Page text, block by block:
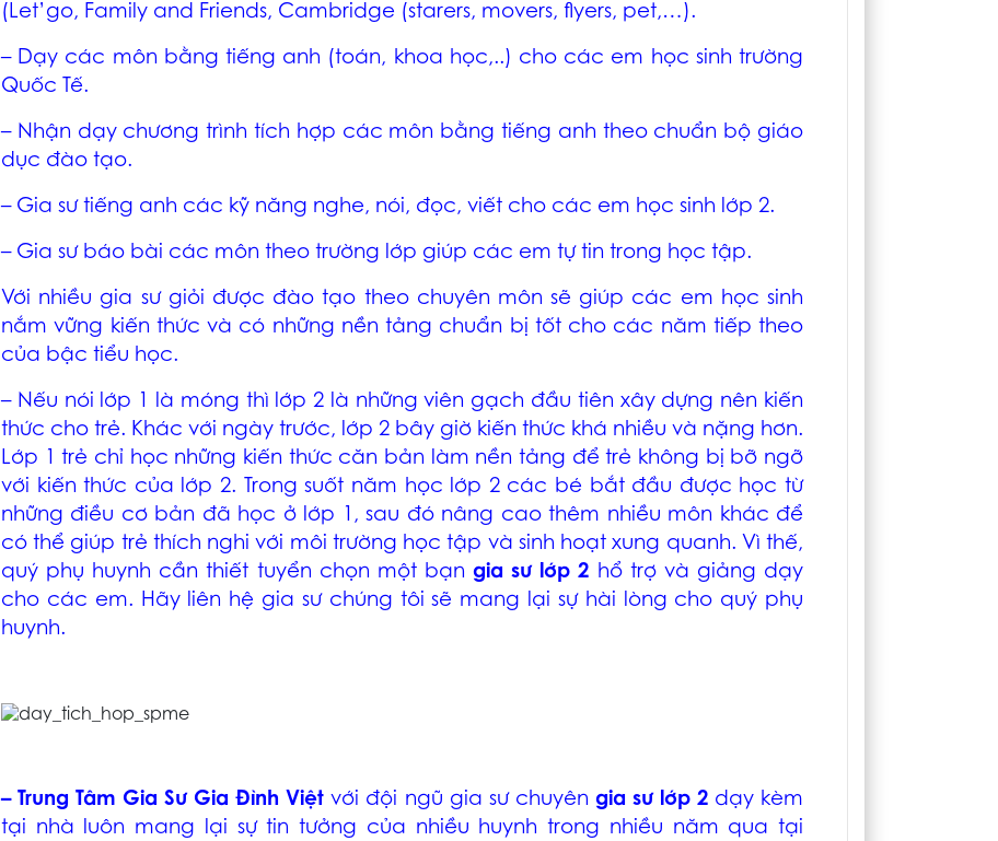
(Let’go, Family and Friends, Cambridge (starers, movers, flyers, pet,…).
– Dạy các môn bằng tiếng anh (toán, khoa học,..) cho các em học sinh trường
Quốc Tế.
– Nhận dạy chương trình tích hợp các môn bằng tiếng anh theo chuẩn bộ giáo
dục đào tạo.
– Gia sư tiếng anh các kỹ năng nghe, nói, đọc, viết cho các em học sinh lớp 2.
– Gia sư báo bài các môn theo trường lớp giúp các em tự tin trong học tập.
Với nhiều gia sư giỏi được đào tạo theo chuyên môn sẽ giúp các em học sinh
nắm vững kiến thức và có những nền tảng chuẩn bị tốt cho các năm tiếp theo
của bậc tiểu học.
– Nếu nói lớp 1 là móng thì lớp 2 là những viên gạch đầu tiên xây dựng nên kiến
thức cho trẻ. Khác với ngày trước, lớp 2 bây giờ kiến thức khá nhiều và nặng hơn.
Lớp 1 trẻ chỉ học những kiến thức căn bản làm nền tảng để trẻ không bị bỡ ngỡ
với kiến thức của lớp 2. Trong suốt năm học lớp 2 các bé bắt đầu được học từ
những điều cơ bản đã học ở lớp 1, sau đó nâng cao thêm nhiều môn khác để
có thể giúp trẻ thích nghi với môi trường học tập và sinh hoạt xung quanh. Vì thế,
quý phụ huynh cần thiết tuyển chọn một bạngia sư lớp 2 hổ trợ và giảng dạy
cho các em. Hãy liên hệ gia sư chúng tôi sẽ mang lại sự hài lòng cho quý phụ
huynh.
– Trung Tâm Gia Sư Gia Đình Việt với đội ngũ gia sư chuyên gia sư lớp 2dạy kèm
tại nhà luôn mang lại sự tin tưởng của nhiều huynh trong nhiều năm qua tại